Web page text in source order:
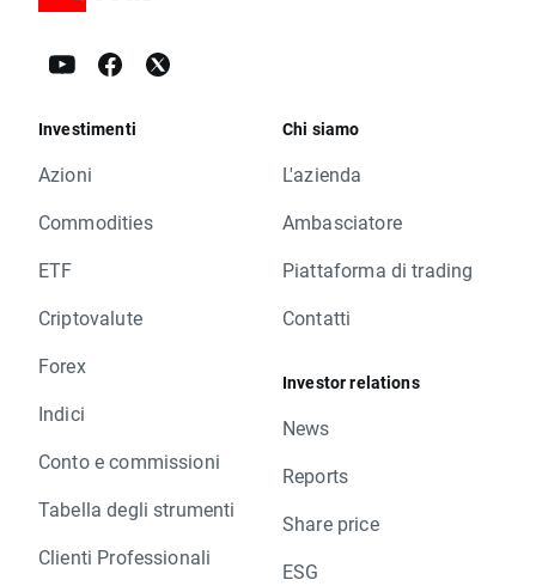
Investimenti
Azioni
Commodities
ETF
Criptovalute
Forex
Indici
Conto e commissioni
Tabella degli strumenti
Clienti Professionali
Chi siamo
L'azienda
Ambasciatore
Piattaforma di trading
Contatti
Investor relations
News
Reports
Share price
ESG